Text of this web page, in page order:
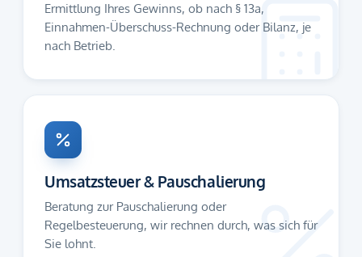
Ermittlung Ihres Gewinns, ob nach § 13a,
Einnahmen-Überschuss-Rechnung oder Bilanz, je
nach Betrieb.
Umsatzsteuer & Pauschalierung
Beratung zur Pauschalierung oder
Regelbesteuerung, wir rechnen durch, was sich für
Sie lohnt.